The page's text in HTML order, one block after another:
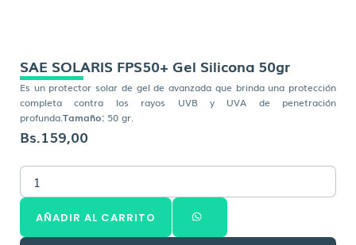
SAE SOLARIS FPS50+ Gel Silicona 50gr
Es un protector solar de gel de avanzada que brinda una protección
completa contra los rayos UVB y UVA de penetración
profunda.Tamaño: 50 gr.
Bs.159,00
SAE
SOLARIS
FPS50+
Gel
Silicona
AÑADIR AL CARRITO